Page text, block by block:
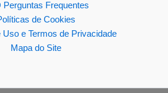
Perguntas Frequentes
de Cookies
Uso e Termos de Privacidade
Mapa do Site